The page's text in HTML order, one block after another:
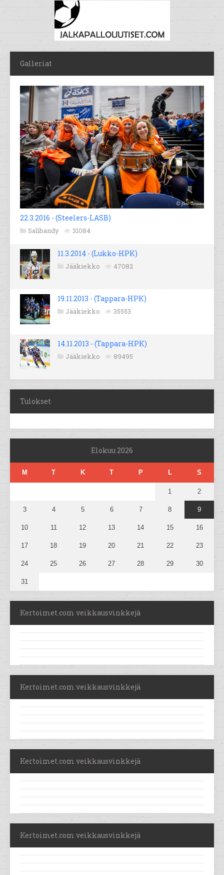
Galleriat
22.3.2016 - (Steelers-LASB)
Salibandy 31084
11.3.2014 - (Lukko-HPK)
Jääkiekko 47082
19.11.2013 - (Tappara-HPK)
Jääkiekko 35553
14.11.2013 - (Tappara-HPK)
Jääkiekko 89495
Tulokset
Elokuu 2026
M T K T P L S
1 2
3 4 5 6 7 8 9
10 11 12 13 14 15 16
17 18 19 20 21 22 23
24 25 26 27 28 29 30
31
Kertoimet.com veikkausvinkkejä
Kertoimet.com veikkausvinkkejä
Kertoimet.com veikkausvinkkejä
Kertoimet.com veikkausvinkkejä